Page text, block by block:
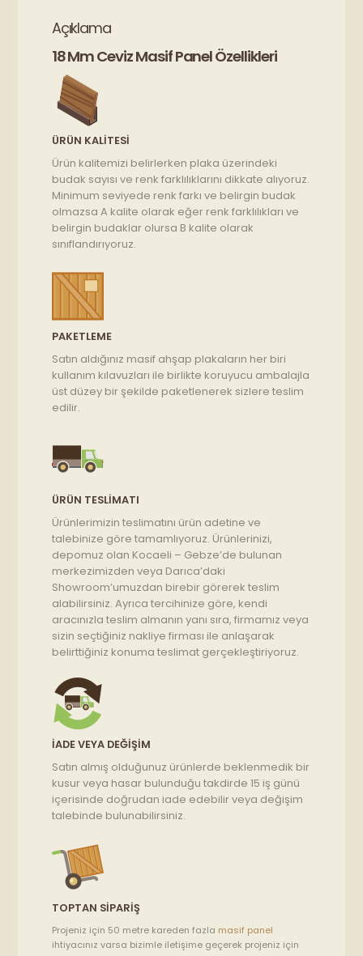
Açıklama
18 Mm Ceviz Masif Panel Özellikleri
ÜRÜN KALITESI
Ürün kalitemizi belirlerken plaka üzerindeki
budak sayısı ve renk farklılıklarını dikkate alıyoruz.
Minimum seviyede renk farkı ve belirgin budak
olmazsa A kalite olarak eğer renk farklılıkları ve
belirgin budaklar olursa B kalite olarak
sınıflandırıyoruz.
PAKETLEME
Satın aldığınız masif ahşap plakaların her biri
kullanım kılavuzları ile birlikte koruyucu ambalajla
üst düzey bir şekilde paketlenerek sizlere teslim
edilir.
ÜRÜN TESLIMATI
Ürünlerimizin teslimatını ürün adetine ve
talebinize göre tamamlıyoruz. Ürünlerinizi,
depomuz olan Kocaeli – Gebze’de bulunan
merkezimizden veya Darıca’daki
Showroom’umuzdan birebir görerek teslim
alabilirsiniz. Ayrıca tercihinize göre, kendi
aracınızla teslim almanın yanı sıra, firmamız veya
sizin seçtiğiniz nakliye firması ile anlaşarak
belirttiğiniz konuma teslimat gerçekleştiriyoruz.
İADE VEYA DEĞIŞIM
Satın almış olduğunuz ürünlerde beklenmedik bir
kusur veya hasar bulunduğu takdirde 15 iş günü
içerisinde doğrudan iade edebilir veya değişim
talebinde bulunabilirsiniz.
TOPTAN SIPARIŞ
Projeniz için 50 metre kareden fazla masif panel
ihtiyacınız varsa bizimle iletişime geçerek projeniz için